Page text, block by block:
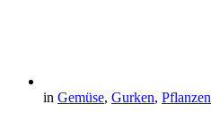
in Gemüse, Gurken, Pflanzen